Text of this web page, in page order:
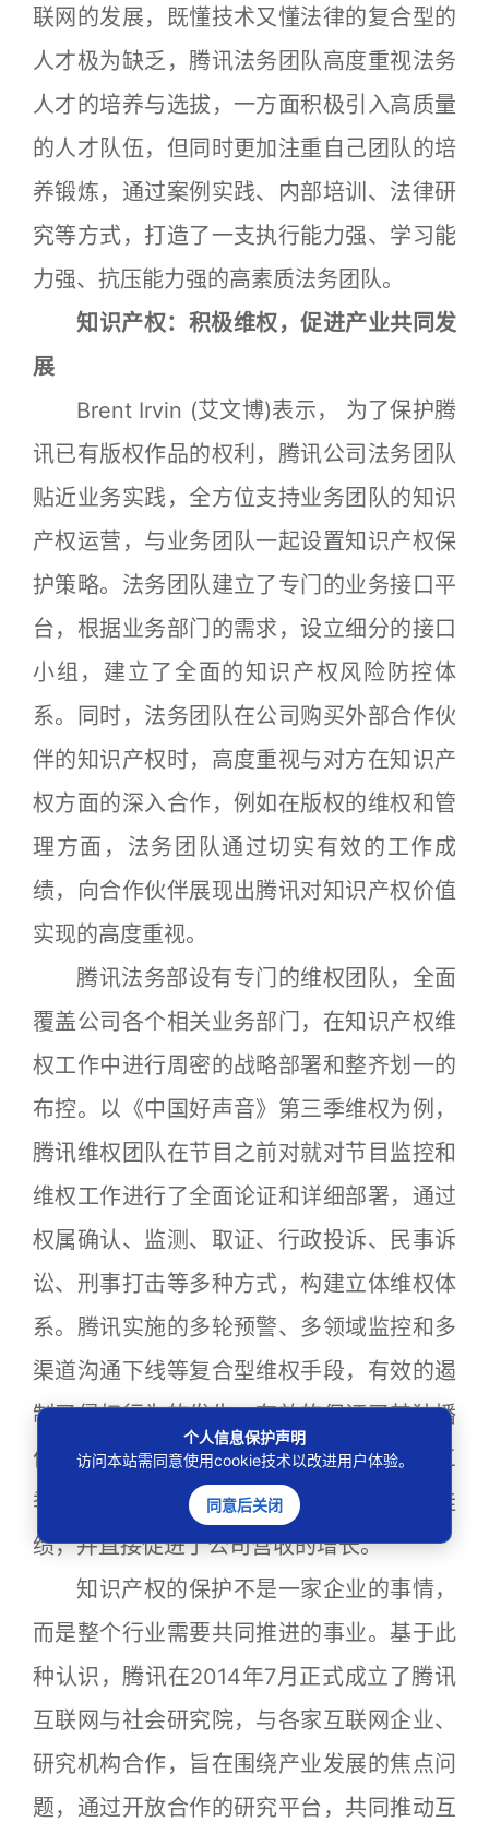
联网的发展，既懂技术又懂法律的复合型的
人才极为缺乏，腾讯法务团队高度重视法务
人才的培养与选拔，一方面积极引入高质量
的人才队伍，但同时更加注重自己团队的培
养锻炼，通过案例实践、内部培训、法律研
究等方式，打造了一支执行能力强、学习能
力强、抗压能力强的高素质法务团队。
知识产权：积极维权，促进产业共同发
展
Brent Irvin (艾文博)表示， 为了保护腾
讯已有版权作品的权利，腾讯公司法务团队
贴近业务实践，全方位支持业务团队的知识
产权运营，与业务团队一起设置知识产权保
护策略。法务团队建立了专门的业务接口平
台，根据业务部门的需求，设立细分的接口
小组，建立了全面的知识产权风险防控体
系。同时，法务团队在公司购买外部合作伙
伴的知识产权时，高度重视与对方在知识产
权方面的深入合作，例如在版权的维权和管
理方面，法务团队通过切实有效的工作成
绩，向合作伙伴展现出腾讯对知识产权价值
实现的高度重视。
腾讯法务部设有专门的维权团队，全面
覆盖公司各个相关业务部门，在知识产权维
权工作中进行周密的战略部署和整齐划一的
布控。以《中国好声音》第三季维权为例，
腾讯维权团队在节目之前对就对节目监控和
维权工作进行了全面论证和详细部署，通过
权属确认、监测、取证、行政投诉、民事诉
讼、刑事打击等多种方式，构建立体维权体
系。腾讯实施的多轮预警、多领域监控和多
渠道沟通下线等复合型维权手段，有效的遏
制了侵权行为的发生，有效的保证了其独播
优势，实现了直播期间《中国好声音》第三
季的有效播放量42.72亿次有效播放量的佳
绩，并直接促进了公司营收的增长。
知识产权的保护不是一家企业的事情，
而是整个行业需要共同推进的事业。基于此
种认识，腾讯在2014年7月正式成立了腾讯
互联网与社会研究院，与各家互联网企业、
研究机构合作，旨在围绕产业发展的焦点问
题，通过开放合作的研究平台，共同推动互
个人信息保护声明
访问本站需同意使用cookie技术以改进用户体验。
同意后关闭